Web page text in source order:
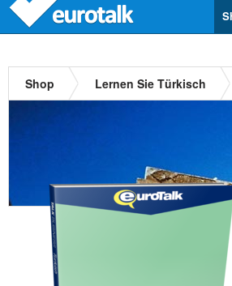
Shop Lernen Sie Türkisch